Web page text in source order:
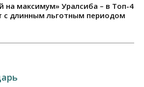
на максимум» Уралсиба – в Топ-4
с длинным льготным периодом